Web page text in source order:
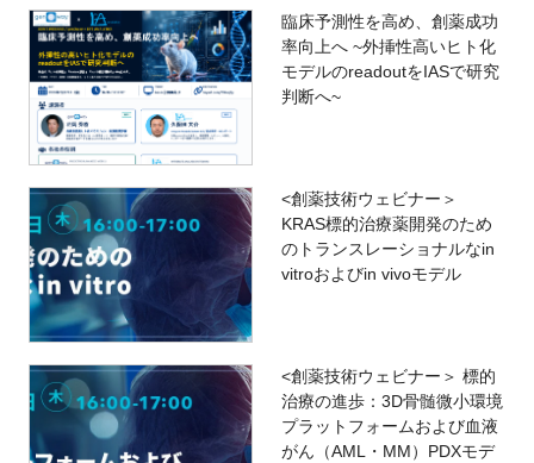
臨床予測性を高め、創薬成功
率向上へ ~外挿性高いヒト化
モデルのreadoutをIASで研究
判断へ~
<創薬技術ウェビナー＞
KRAS標的治療薬開発のため
のトランスレーショナルなin
vitroおよびin vivoモデル
<創薬技術ウェビナー＞ 標的
治療の進歩：3D骨髄微小環境
プラットフォームおよび血液
がん（AML・MM）PDXモデ